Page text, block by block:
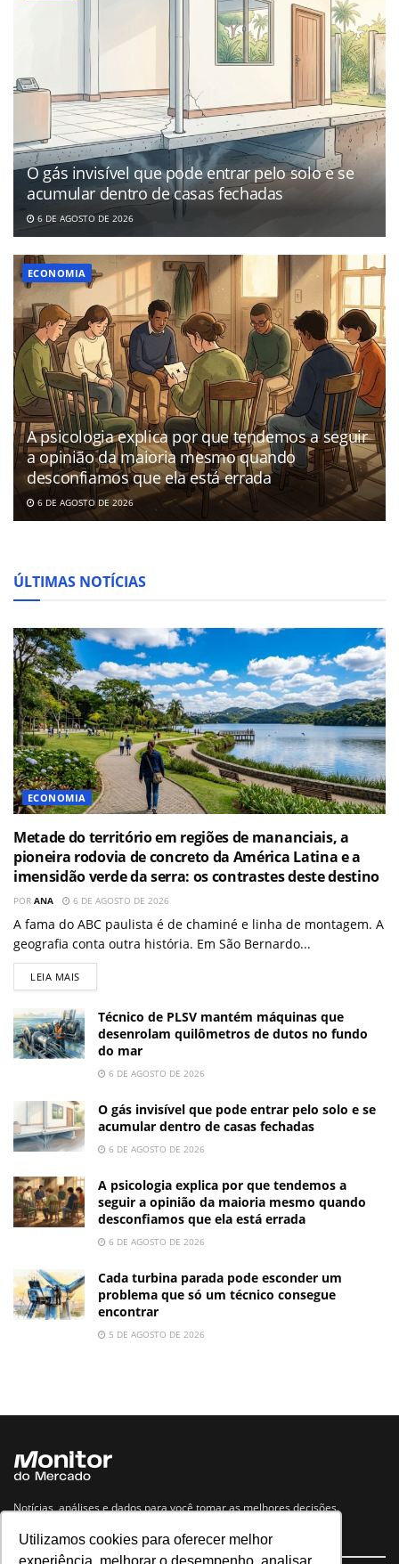
Utilizamos cookies para oferecer melhor
O gás invisível que pode entrar pelo solo e se
acumular dentro de casas fechadas
6 DE AGOSTO DE 2026
ECONOMIA
A psicologia explica por que tendemos a seguir
a opinião da maioria mesmo quando
desconfiamos que ela está errada
6 DE AGOSTO DE 2026
ÚLTIMAS NOTÍCIAS
ECONOMIA
Metade do território em regiões de mananciais, a
pioneira rodovia de concreto da América Latina e a
imensidão verde da serra: os contrastes deste destino
POR ANA 6 DE AGOSTO DE 2026
A fama do ABC paulista é de chaminé e linha de montagem. A
geografia conta outra história. Em São Bernardo...
LEIA MAIS
Técnico de PLSV mantém máquinas que
desenrolam quilômetros de dutos no fundo
do mar
6 DE AGOSTO DE 2026
O gás invisível que pode entrar pelo solo e se
acumular dentro de casas fechadas
6 DE AGOSTO DE 2026
A psicologia explica por que tendemos a
seguir a opinião da maioria mesmo quando
desconfiamos que ela está errada
6 DE AGOSTO DE 2026
Cada turbina parada pode esconder um
problema que só um técnico consegue
encontrar
5 DE AGOSTO DE 2026
Notícias, análises e dados para você tomar as melhores decisões.
Navegue no site